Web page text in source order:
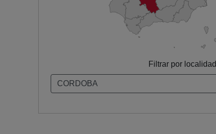
Filtrar por localidad